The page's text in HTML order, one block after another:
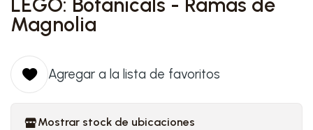
LEGO: Botanicals - Ramas de
Magnolia
Agregar a la lista de favoritos
Mostrar stock de ubicaciones